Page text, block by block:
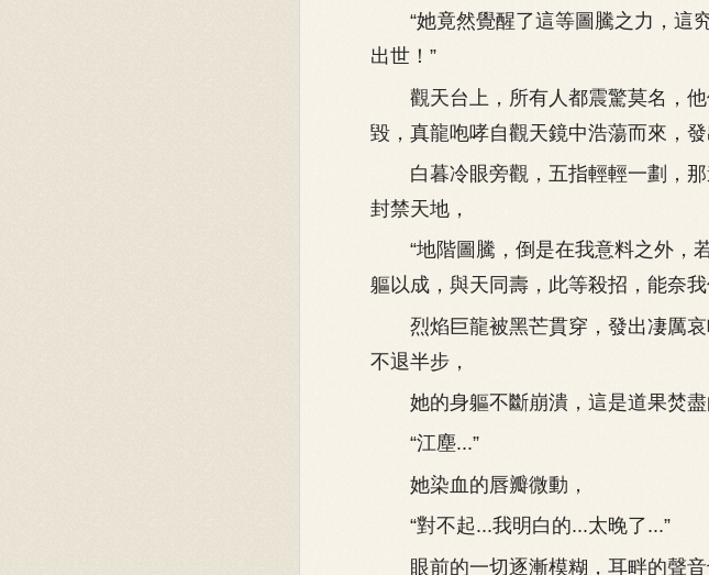
“她竟然覺醒了這等圖騰之力，這
出世！”
觀天台上，所有人都震驚莫名，他
毀，真龍咆哮自觀天鏡中浩蕩而來，
白暮冷眼旁觀，五指輕輕一劃，那
封禁天地，
“地階圖騰，倒是在我意料之外，
軀以成，與天同壽，此等殺招，能奈我
烈焰巨龍被黑芒貫穿，發出凄厲哀
不退半步，
她的身軀不斷崩潰，這是道果焚盡
“江塵...”
她染血的唇瓣微動，
“對不起...我明白的...太晚了...”
眼前的一切逐漸模糊，耳畔的聲音